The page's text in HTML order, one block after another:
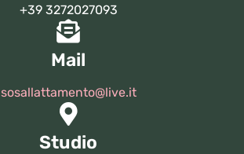
+39 3272027093
Mail
sosallattamento@live.it
Studio